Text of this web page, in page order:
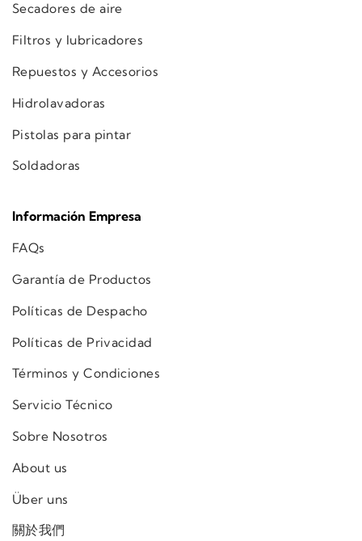
Secadores de aire
Filtros y lubricadores
Repuestos y Accesorios
Hidrolavadoras
Pistolas para pintar
Soldadoras
Información Empresa
FAQs
Garantía de Productos
Políticas de Despacho
Políticas de Privacidad
Términos y Condiciones
Servicio Técnico
Sobre Nosotros
About us
Über uns
關於我們